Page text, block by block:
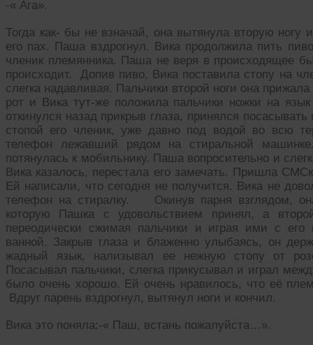
-« Ага».
Тогда как- бы не взначай, она вытянула вторую
его пах. Паша вздрогнул. Вика продолжила пить
членик племянника. Паша не веря в происходящее
происходит. Допив пиво, Вика поставила стопу на
слегка надавливая. Пальчики второй ноги она
рот и Вика тут-же положила пальчики ножки на
откинулся назад прикрыв глаза, принялся
стопой его членик, уже давно под водой во всю
телефон лежавший рядом на стиральной
потянулась к мобильнику. Паша вопросительно и
Вика казалось, перестала его замечать. Пришла
Ей написали, что сегодня не получится. Вика не
телефон на стиралку. Окинув парня взглядом,
которую Пашка с удовольствием принял, а
переодически сжимая пальчики и играя ими с его
ванной. Закрыв глаза и блаженно улыбаясь, он
жадный язык, нализывал ее нежную стопу от
Посасывал пальчики, слегка прикусывал и играл
было очень хорошо. Ей очень нравилось, что её
Вдруг парень вздрогнул, вытянул ноги и кончил.
Вика это поняла:-« Паш, встань пожалуйста…».